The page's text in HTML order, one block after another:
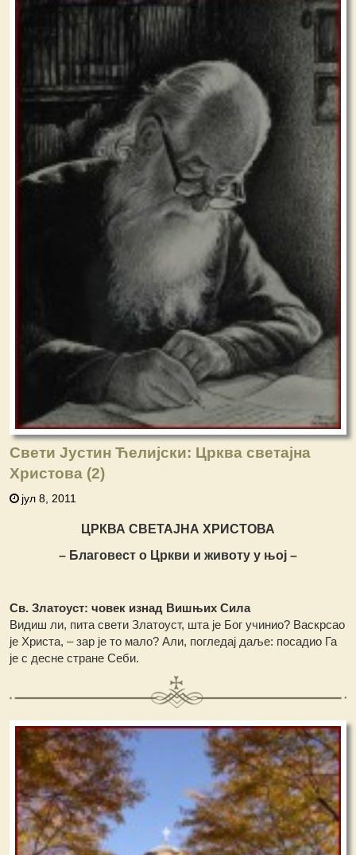
Свети Јустин Ћелијски: Црква светајна
Христова (2)
јул 8, 2011
ЦРКВА СВЕТАЈНА ХРИСТОВА
– Благовест о Цркви и животу у њој –
Св. Златоуст: човек изнад Вишњих Сила
Видиш ли, пита свети Златоуст, шта је Бог учинио? Васкрсао
је Христа, – зар је то мало? Али, погледај даље: посадио Га
је с десне стране Себи.